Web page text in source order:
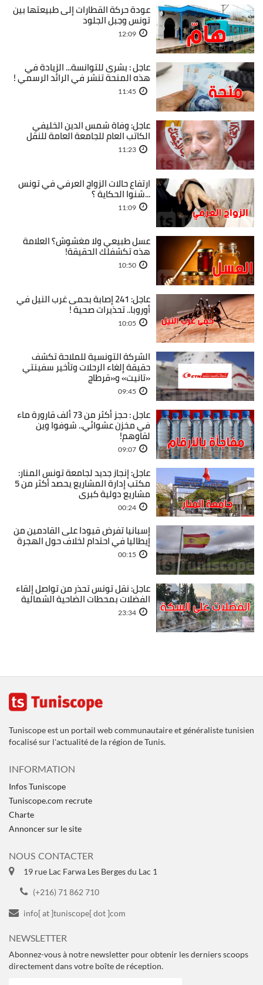
عودة حركة القطارات إلى طبيعتها بين
تونس وجبل الجلود
12:09
عاجل : بشرى للتوانسة... الزيادة في
هذه المنحة تنشر في الرائد الرسمي !
11:45
عاجل: وفاة شمس الدين الخليفي
الكاتب العام للجامعة العامة للنقل
11:23
ارتفاع حالات الزواج العرفي في تونس
...شنوا الحكاية ؟
11:09
عسل طبيعي ولا مغشوش؟ العلامة
هذه تكشفلك الحقيقة!
10:50
عاجل: 241 إصابة بحمى غرب النيل في
أوروبا.. تحذيرات صحية !
10:05
الشركة التونسية للملاحة تكشف
حقيقة إلغاء الرحلات وتأخير سفينتي
«تانيت» و«قرطاج
09:45
عاجل : حجز أكثر من 73 ألف قارورة ماء
في مخزن عشوائي.. شوفوا وين
لقاوهم!
09:07
عاجل: إنجاز جديد لجامعة تونس المنار:
مكتب إدارة المشاريع يحصد أكثر من 5
مشاريع دولية كبرى
00:24
إسبانيا تفرض قيودا على القادمين من
إيطاليا في احتدام لخلاف حول الهجرة
00:15
عاجل: نقل تونس تحذر من تواصل إلقاء
الفضلات بمحطات الضاحية الشمالية
23:34
Tuniscope est un portail web communautaire et généraliste tunisien
focalisé sur l'actualité de la région de Tunis.
INFORMATION
Infos Tuniscope
Tuniscope.com recrute
Charte
Annoncer sur le site
NOUS CONTACTER
19 rue Lac Farwa Les Berges du Lac 1
(+216) 71 862 710
info[ at ]tuniscope[ dot ]com
NEWSLETTER
Abonnez-vous à notre newsletter pour obtenir les derniers scoops
directement dans votre boîte de réception.